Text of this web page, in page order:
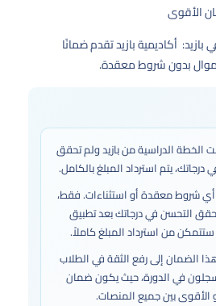
أكاديمية بازيد تقدم ضمانًا
الخطة الدراسية من بازيد ولم تحقق
درجاتك، يتم استرداد المبلغ بالكامل.
أي شروط معقدة أو استثناءات. فقط،
التحسن في درجاتك بعد تطبيق
من استرداد المبلغ كاملاً.
الضمان إلى رفع الثقة في الطلاب
في الدورة، حيث يكون ضمان
الأقوى بين جميع المنصات.